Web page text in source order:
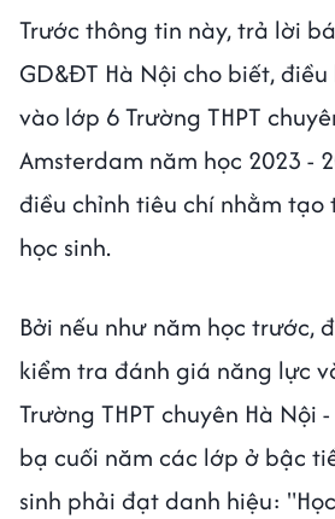
Trước thông tin này, trả lời
GD&ĐT Hà Nội cho biết,
vào lớp 6 Trường THPT
Amsterdam năm học 2023 -
điều chỉnh tiêu chí nhằm tạo
học sinh.
Bởi nếu như năm học trước,
kiểm tra đánh giá năng lực
Trường THPT chuyên Hà Nội
bạ cuối năm các lớp ở bậc
sinh phải đạt danh hiệu: